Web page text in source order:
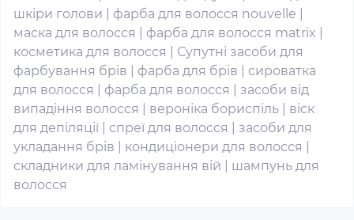
шкіри голови
фарба для волосся nouvelle
маска для волосся
фарба для волосся matrix
косметика для волосся
Супутні засоби для
фарбування брів
фарба для брів
сироватка
для волосся
фарба для волосся
засоби від
випадіння волосся
вероніка бориспіль
віск
для депіляції
спреї для волосся
засоби для
укладання брів
кондиціонери для волосся
складники для ламінування вій
шампунь для
волосся